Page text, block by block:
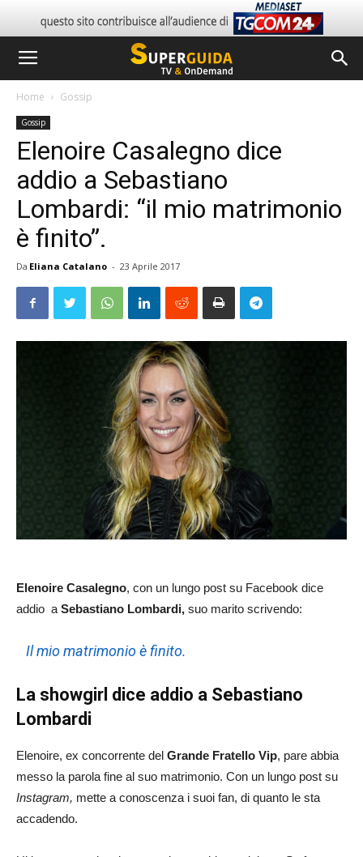
Home Gossip
Gossip
Elenoire Casalegno dice
addio a Sebastiano
Lombardi: “il mio matrimonio
è finito”.
Da Eliana Catalano - 23 Aprile 2017
Elenoire Casalegno, con un lungo post su Facebook dice
addio a Sebastiano Lombardi, suo marito scrivendo:
Il mio matrimonio è finito.
La showgirl dice addio a Sebastiano
Lombardi
Elenoire, ex concorrente del Grande Fratello Vip, pare abbia
messo la parola fine al suo matrimonio. Con un lungo post su
Instagram, mette a conoscenza i suoi fan, di quanto le sta
accadendo.